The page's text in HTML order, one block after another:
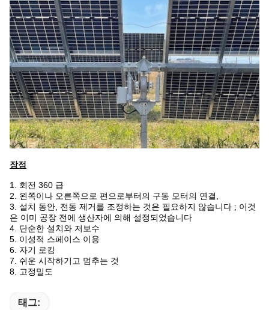
장점
1. 회전 360 급
2. 왼쪽이나 오른쪽으로 편으로부터의 구동 모터의 연결,
3. 설치 동안, 전동 제거를 조정하는 것은 필요하지 않습니다 ; 이것
은 이미 공장 전에 생산자에 의해 설정되었습니다
4. 단순한 설치와 저보수
5. 이성적 스페이스 이용
6. 자기 로킹
7. 쉬운 시작하기고 멈추는 것
8. 고정밀도
태그: